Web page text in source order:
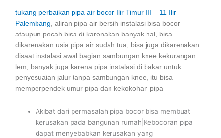
tukang perbaikan pipa air bocor Ilir Timur III – 11 Ilir
Palembang, aliran pipa air bersih instalasi bisa bocor
ataupun pecah bisa di karenakan banyak hal, bisa
dikarenakan usia pipa air sudah tua, bisa juga dikarenakan
disaat instalasi awal bagian sambungan knee kekurangan
lem, banyak juga karena pipa instalasi di bakar untuk
penyesuaian jalur tanpa sambungan knee, itu bisa
memperpendek umur pipa dan kekokohan pipa
Akibat dari permasalah pipa bocor bisa membuat
kerusakan pada bangunan rumah|Kebocoran pipa
dapat menyebabkan kerusakan yang